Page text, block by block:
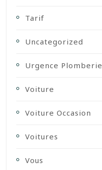
Tarif
Uncategorized
Urgence Plomberie
Voiture
Voiture Occasion
Voitures
Vous